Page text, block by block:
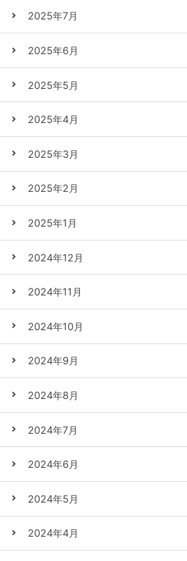
2025年7月
2025年6月
2025年5月
2025年4月
2025年3月
2025年2月
2025年1月
2024年12月
2024年11月
2024年10月
2024年9月
2024年8月
2024年7月
2024年6月
2024年5月
2024年4月